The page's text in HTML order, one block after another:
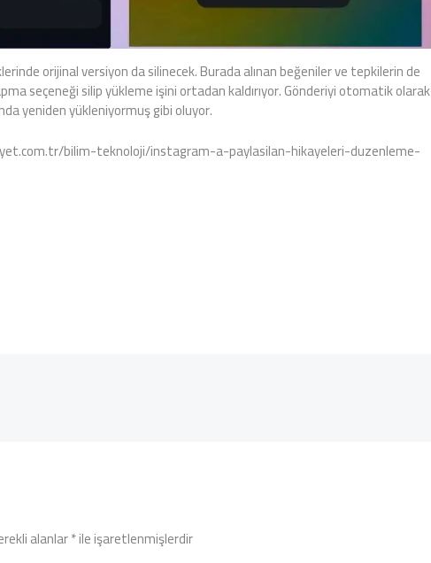
orijinal versiyon da silinecek. Burada alınan beğeniler ve tepkilerin de
seçeneği silip yükleme işini ortadan kaldırıyor. Gönderiyi otomatik olarak
yeniden yükleniyormuş gibi oluyor.
bilim-teknoloji/instagram-a-paylasilan-hikayeleri-duzenleme-
alanlar*ile işaretlenmişlerdir